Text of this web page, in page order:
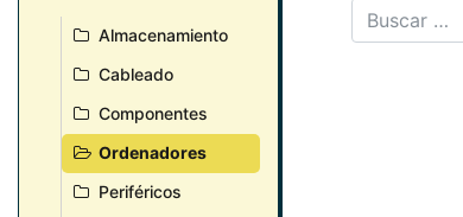
Almacenamiento
Cableado
Componentes
Ordenadores
Periféricos